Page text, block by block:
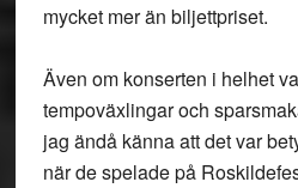
mycket mer än biljettpriset.
Även om konserten i helhet
tempoväxlingar och
jag ändå känna att det var
när de spelade på